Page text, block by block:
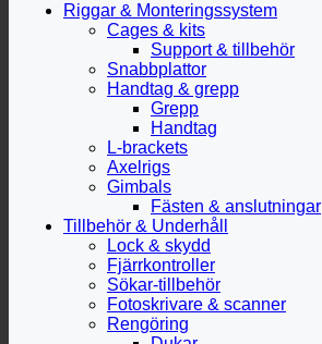
Riggar & Monteringssystem
Cages & kits
Support & tillbehör
Snabbplattor
Handtag & grepp
Grepp
Handtag
L-brackets
Axelrigs
Gimbals
Fästen & anslutningar
Tillbehör & Underhåll
Lock & skydd
Fjärrkontroller
Sökar-tillbehör
Fotoskrivare & scanner
Rengöring